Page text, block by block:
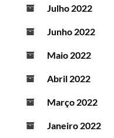
Julho 2022
Junho 2022
Maio 2022
Abril 2022
Março 2022
Janeiro 2022